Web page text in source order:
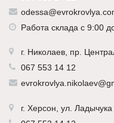
Работа склада с 9:00
г. Николаев, пр.
067 553 14 12
г. Херсон, ул. Ладычука